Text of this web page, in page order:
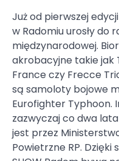
Już od pierwszej
w Radomiu urosły do
międzynarodowej.
akrobacyjne takie jak
France czy Frecce
są samoloty bojowe
Eurofighter Typhoon.
zazwyczaj co dwa
jest przez
Powietrzne RP. Dzięki